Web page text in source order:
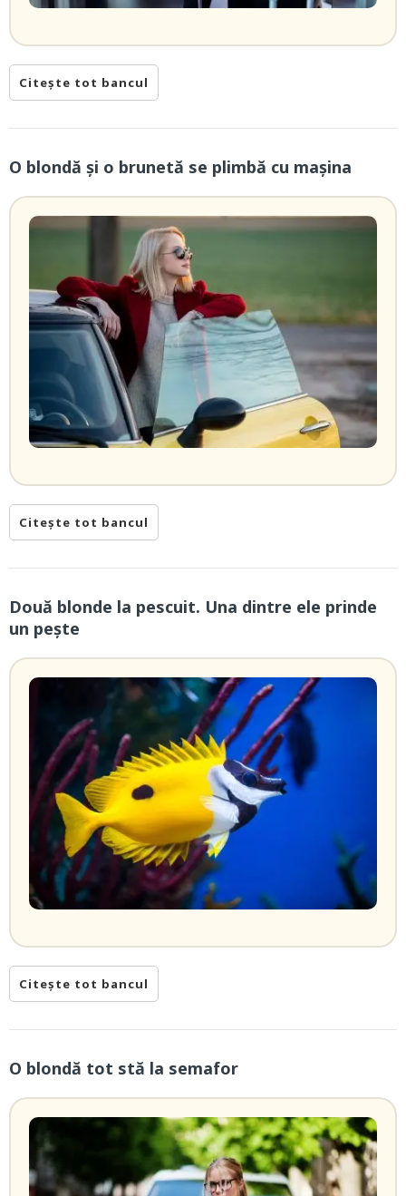
Citește tot bancul
O blondă şi o brunetă se plimbă cu maşina
Citește tot bancul
Două blonde la pescuit. Una dintre ele prinde
un pește
Citește tot bancul
O blondă tot stă la semafor